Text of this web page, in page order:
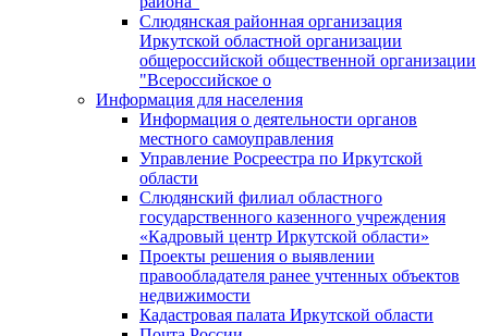
Слюдянская районная организация
Иркутской областной организации
общероссийской общественной организации
"Всероссийское о
Информация для населения
Информация о деятельности органов
местного самоуправления
Управление Росреестра по Иркутской
области
Слюдянский филиал областного
государственного казенного учреждения
«Кадровый центр Иркутской области»
Проекты решения о выявлении
правообладателя ранее учтенных объектов
недвижимости
Кадастровая палата Иркутской области